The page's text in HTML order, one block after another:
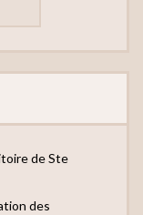
de Ste
des